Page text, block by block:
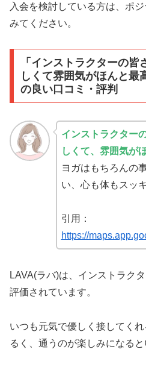
入会を検討している方は、ポ
みてください。
「インストラクターの
しくて雰囲気がほんと最
の良い口コミ・評判
インストラクター
しくて、雰囲気が
ヨガはもちろんの
い、心も体もスッ
引用：
https://
LAVA(ラバ)は、インストラク
評価されています。
いつも元気で優しく接してく
るく、通うのが楽しみになると